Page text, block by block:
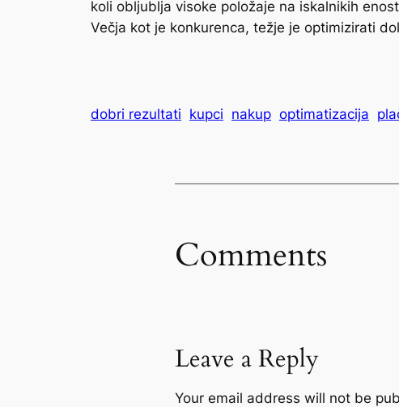
koli obljublja visoke položaje na iskalnikih
Večja kot je konkurenca, težje je optimizirati
dobri rezultati kupci nakup optimatizacija
Comments
Leave a Reply
Your email address will not be